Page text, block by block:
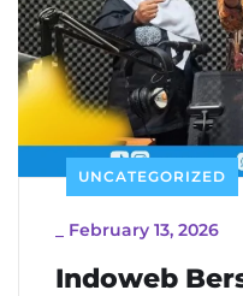
UNCATEGORIZED
February 13, 2026
Indoweb